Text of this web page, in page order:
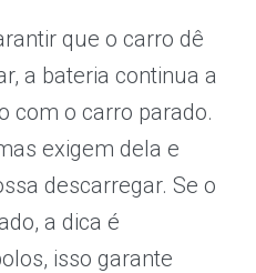
que o carro dê
a bateria continua a
com o carro parado.
exigem dela e
descarregar. Se o
a dica é
isso garante